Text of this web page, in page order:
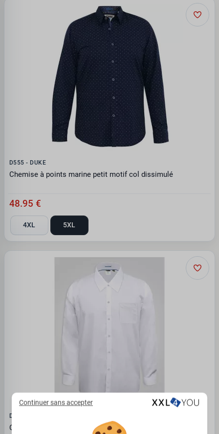
D555 - DUKE
Chemise à points marine petit motif col dissimulé
48.95 €
4XL 5XL
D555 - DUKE
Chemise manche longue blanche Easy Iron
Continuer sans accepter